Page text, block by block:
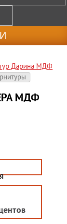
Дарина МДФ
МДФ